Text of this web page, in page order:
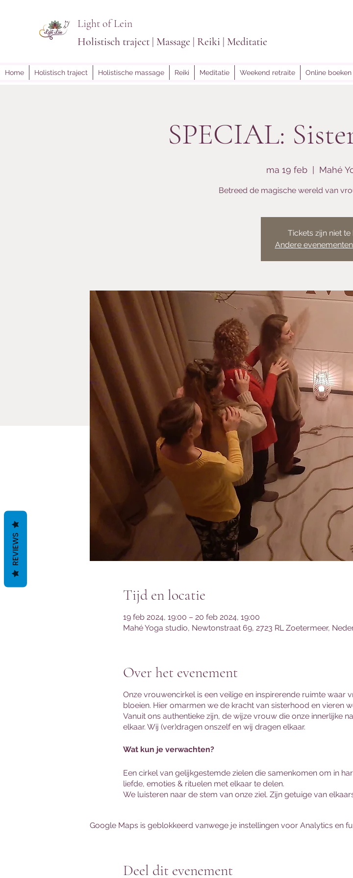
Light of Lein
Holistisch traject | Massage | Reiki | Meditatie
Home Holistisch traject Holistische massage Reiki Meditatie Weekend retraite Online boeken
SPECIAL:
ma 19 feb
  |
Mahé
Betreed de magische wereld van
Tickets zijn niet
Andere
Tijd en locatie
19 feb 2024, 19:00 – 20 feb 2024, 19:00
Mahé Yoga studio, Newtonstraat 69, 2723 RL Zoetermeer,
Over het evenement
Onze vrouwencirkel is een veilige en inspirerende ruimte waar
bloeien. Hier omarmen we de kracht van sisterhood en vieren
Vanuit ons authentieke zijn, de wijze vrouw die onze innerlijke
elkaar. Wij (ver)dragen onszelf en wij dragen elkaar.
Wat kun je verwachten?
Een cirkel van gelijkgestemde zielen die samenkomen om in
liefde, emoties & rituelen met elkaar te delen.
We luisteren naar de stem van onze ziel. Zijn getuige van
ruimte voor ieders inbreng. Denk aan meditaties,
De vrouwencirkel biedt een veilige haven waar je kunt
Google Maps is geblokkeerd vanwege je instellingen voor Analytics en
Deel dit evenement
REVIEWS